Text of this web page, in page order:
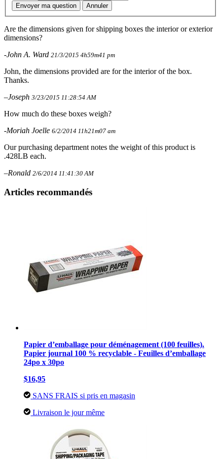
Envoyer ma question Annuler
Are the dimensions given for shipping boxes the interior or exterior
dimensions?
-John A. Ward 21/3/2015 4h59m41 pm
John, the dimensions provided are for the interior of the box.
Thanks.
–Joseph 3/23/2015 11:28:54 AM
How much do these boxes weigh?
-Moriah Joelle 6/2/2014 11h21m07 am
Our purchasing department notes the weight of this product is
.428LB each.
–Ronald 2/6/2014 11:41:30 AM
Articles recommandés
Papier d’emballage pour déménagement (100 feuilles).
Papier journal 100 % recyclable - Feuilles d’emballage
24po x 30po
$16,95
SANS FRAIS si pris en magasin
Livraison le jour même